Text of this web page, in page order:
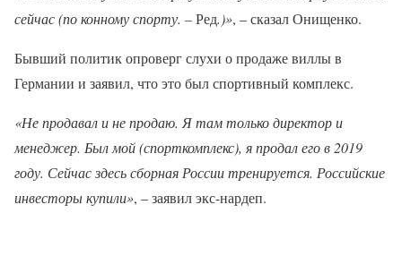
сейчас (по конному спорту. –Ред.)», – сказал Онищенко.
Бывший политик опроверг слухи о продаже виллы в
Германии и заявил, что это был спортивный комплекс.
«Не продавал и не продаю. Я там только директор и
менеджер. Был мой (спорткомплекс), я продал его в 2019
году. Сейчас здесь сборная России тренируется. Российские
инвесторы купили», – заявил экс-нардеп.